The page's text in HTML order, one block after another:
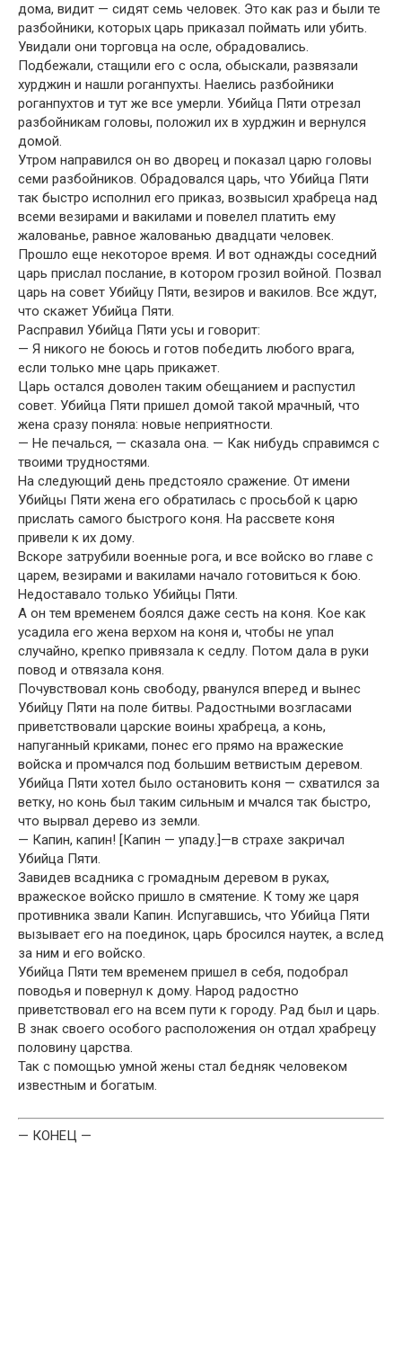
дома, видит — сидят семь человек. Это как раз и были те
разбойники, которых царь приказал поймать или убить.
Увидали они торговца на осле, обрадовались.
Подбежали, стащили его с осла, обыскали, развязали
хурджин и нашли роганпухты. Наелись разбойники
роганпухтов и тут же все умерли. Убийца Пяти отрезал
разбойникам головы, положил их в хурджин и вернулся
домой.
Утром направился он во дворец и показал царю головы
семи разбойников. Обрадовался царь, что Убийца Пяти
так быстро исполнил его приказ, возвысил храбреца над
всеми везирами и вакилами и повелел платить ему
жалованье, равное жалованью двадцати человек.
Прошло еще некоторое время. И вот однажды соседний
царь прислал послание, в котором грозил войной. Позвал
царь на совет Убийцу Пяти, везиров и вакилов. Все ждут,
что скажет Убийца Пяти.
Расправил Убийца Пяти усы и говорит:
— Я никого не боюсь и готов победить любого врага,
если только мне царь прикажет.
Царь остался доволен таким обещанием и распустил
совет. Убийца Пяти пришел домой такой мрачный, что
жена сразу поняла: новые неприятности.
— Не печалься, — сказала она. — Как нибудь справимся с
твоими трудностями.
На следующий день предстояло сражение. От имени
Убийцы Пяти жена его обратилась с просьбой к царю
прислать самого быстрого коня. На рассвете коня
привели к их дому.
Вскоре затрубили военные рога, и все войско во главе с
царем, везирами и вакилами начало готовиться к бою.
Недоставало только Убийцы Пяти.
А он тем временем боялся даже сесть на коня. Кое как
усадила его жена верхом на коня и, чтобы не упал
случайно, крепко привязала к седлу. Потом дала в руки
повод и отвязала коня.
Почувствовал конь свободу, рванулся вперед и вынес
Убийцу Пяти на поле битвы. Радостными возгласами
приветствовали царские воины храбреца, а конь,
напуганный криками, понес его прямо на вражеские
войска и промчался под большим ветвистым деревом.
Убийца Пяти хотел было остановить коня — схватился за
ветку, но конь был таким сильным и мчался так быстро,
что вырвал дерево из земли.
— Капин, капин! [Капин — упаду.]—в страхе закричал
Убийца Пяти.
Завидев всадника с громадным деревом в руках,
вражеское войско пришло в смятение. К тому же царя
противника звали Капин. Испугавшись, что Убийца Пяти
вызывает его на поединок, царь бросился наутек, а вслед
за ним и его войско.
Убийца Пяти тем временем пришел в себя, подобрал
поводья и повернул к дому. Народ радостно
приветствовал его на всем пути к городу. Рад был и царь.
В знак своего особого расположения он отдал храбрецу
половину царства.
Так с помощью умной жены стал бедняк человеком
известным и богатым.
— КОНЕЦ —